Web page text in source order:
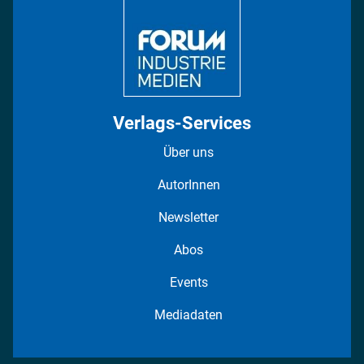
Verlags-Services
Über uns
AutorInnen
Newsletter
Abos
Events
Mediadaten